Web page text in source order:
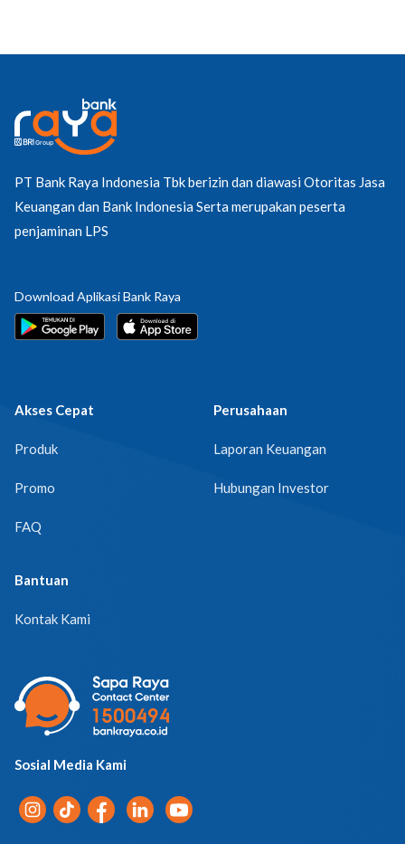
PT Bank Raya Indonesia Tbk berizin dan diawasi Otoritas Jasa
Keuangan dan Bank Indonesia Serta merupakan peserta
penjaminan LPS
Download Aplikasi Bank Raya
Akses Cepat
Produk
Promo
FAQ
Perusahaan
Laporan Keuangan
Hubungan Investor
Bantuan
Kontak Kami
Sosial Media Kami